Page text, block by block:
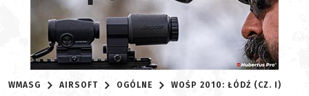
WMASG AIRSOFT OGÓLNE WOŚP 2010: ŁÓDŹ (CZ. I)